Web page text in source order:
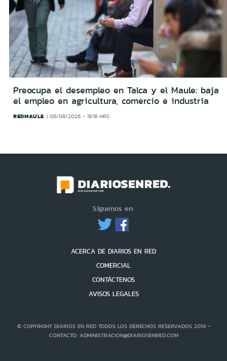
Preocupa el desempleo en Talca y el Maule: baja
el empleo en agricultura, comercio e industria
REDMAULE 06/08/2026 - 19:18 HRS
Síguenos en:
ACERCA DE DIARIOS EN RED
COMERCIAL
CONTÁCTENOS
AVISOS LEGALES
© COPYRIGHT DIARIOS EN RED TODOS LOS DERECHOS RESERVADOS 2019 -
CONTACTO: ADMINISTRACION@DIARIOSENRED.COM